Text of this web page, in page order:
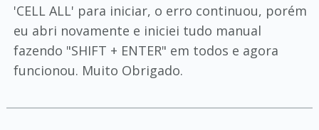
'CELL ALL' para iniciar, o erro continuou, porém
eu abri novamente e iniciei tudo manual
fazendo "SHIFT + ENTER" em todos e agora
funcionou. Muito Obrigado.